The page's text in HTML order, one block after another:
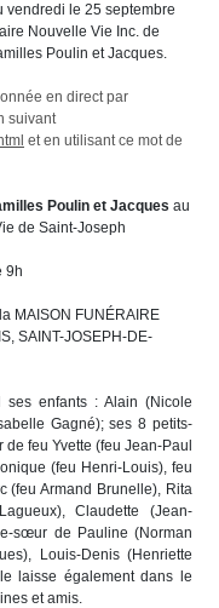
le 25 septembre
Nouvelle Vie Inc. de
Poulin et Jacques.
en direct par
suivant
et en utilisant ce mot de
Poulin et Jacques au
de Saint-Joseph
9h
MAISON FUNÉRAIRE
SAINT-JOSEPH-DE-
enfants : Alain (Nicole
Gagné); ses 8 petits-
feu Yvette (feu Jean-Paul
(feu Henri-Louis), feu
(feu Armand Brunelle), Rita
Claudette (Jean-
sœur de Pauline (Norman
Louis-Denis (Henriette
laisse également dans le
et amis.